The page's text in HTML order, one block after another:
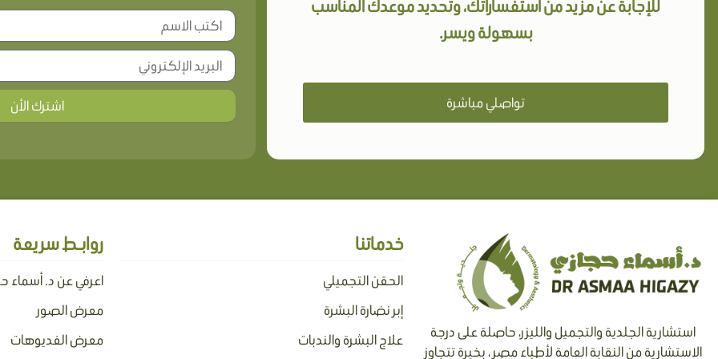
للإجابة عن مزيد من استفساراتك، وتحديد موعدك المناسب
بسهولة ويسر.
تواصلي مباشرة اشترك الأن
استشارية الجلدية والتجميل والليزر، حاصلة على درجة
الاستشارية من النقابة العامة لأطباء مصر ، بخبرة تتجاوز
خدماتنا
الحقن التجميلي
إبر نضارة البشرة
علاج البشرة والندبات
روابـط سريعة
اعرفي عن د. أسماء
معرض الصور
معرض الفديوهات